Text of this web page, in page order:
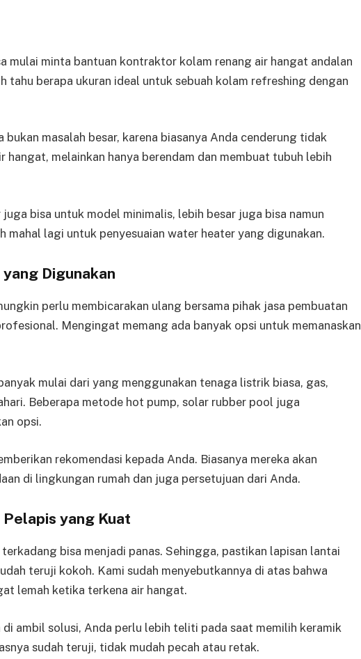
mulai minta bantuan kontraktor kolam renang air hangat andalan
tahu berapa ukuran ideal untuk sebuah kolam refreshing dengan
bukan masalah besar, karena biasanya Anda cenderung tidak
hangat, melainkan hanya berendam dan membuat tubuh lebih
bisa untuk model minimalis, lebih besar juga bisa namun
mahal lagi untuk penyesuaian water heater yang digunakan.
Digunakan
perlu membicarakan ulang bersama pihak jasa pembuatan
Mengingat memang ada banyak opsi untuk memanaskan
mulai dari yang menggunakan tenaga listrik biasa, gas,
Beberapa metode hot pump, solar rubber pool juga
opsi.
rekomendasi kepada Anda. Biasanya mereka akan
di lingkungan rumah dan juga persetujuan dari Anda.
yang Kuat
bisa menjadi panas. Sehingga, pastikan lapisan lantai
teruji kokoh. Kami sudah menyebutkannya di atas bahwa
lemah ketika terkena air hangat.
ambil solusi, Anda perlu lebih teliti pada saat memilih keramik
sudah teruji, tidak mudah pecah atau retak.